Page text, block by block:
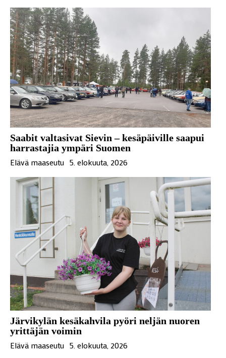
Saabit valtasivat Sievin – kesäpäiville saapui
harrastajia ympäri Suomen
Elävä maaseutu 5. elokuuta, 2026
Järvikylän kesäkahvila pyöri neljän nuoren
yrittäjän voimin
Elävä maaseutu 5. elokuuta, 2026